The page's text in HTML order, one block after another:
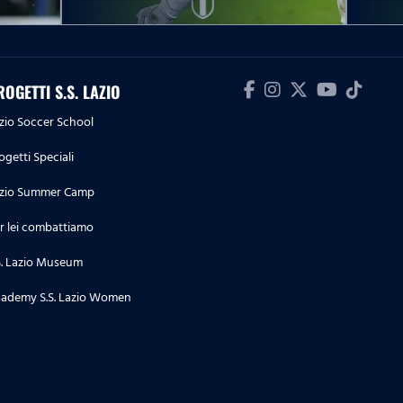
10.05.26
Serie A Women Athora | Lazio
Women-Ternana, le parole post
partita
S.S. LAZIO
Soccer School
Speciali
Summer Camp
lei combattiamo
Lazio Museum
S.S. Lazio Women